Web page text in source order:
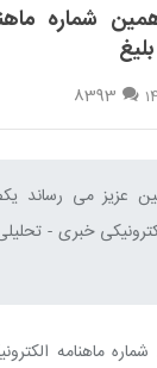
شماره
8393
عزیز می رساند
ماهنامه